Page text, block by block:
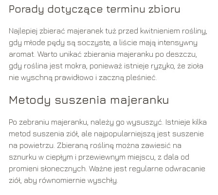
Porady dotyczące terminu zbioru
Najlepiej zbierać majeranek tuż przed kwitnieniem rośliny,
gdy młode pędy są soczyste, a liście mają intensywny
aromat. Warto unikać zbierania majeranku po deszczu,
gdy roślina jest mokra, ponieważ istnieje ryzyko, że zioła
nie wyschną prawidłowo i zaczną pleśnieć.
Metody suszenia majeranku
Po zebraniu majeranku, należy go wysuszyć. Istnieje kilka
metod suszenia ziół, ale najpopularniejszą jest suszenie
na powietrzu. Zbieraną roślinę można zawiesić na
sznurku w ciepłym i przewiewnym miejscu, z dala od
promieni słonecznych. Ważne jest regularne odwracanie
ziół, aby równomiernie wyschły.